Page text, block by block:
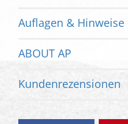
Auflagen & Hinweise
ABOUT AP
Kundenrezensionen